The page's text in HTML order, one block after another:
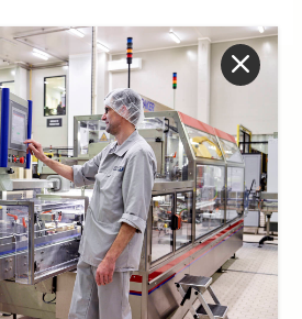
Praktische Verpackung